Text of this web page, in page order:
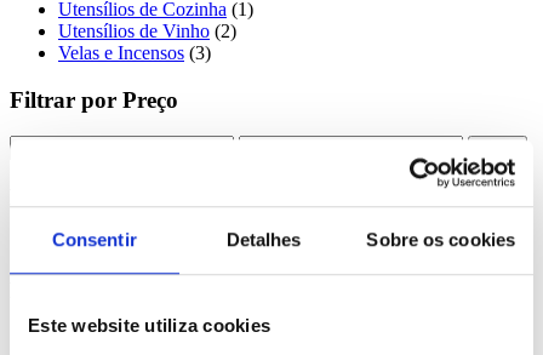
Consentir Detalhes Sobre os cookies
Este website utiliza cookies
Utensílios de Cozinha (1)
Utensílios de Vinho (2)
Velas e Incensos (3)
Filtrar por Preço
Bege (1)
Algodão (1)